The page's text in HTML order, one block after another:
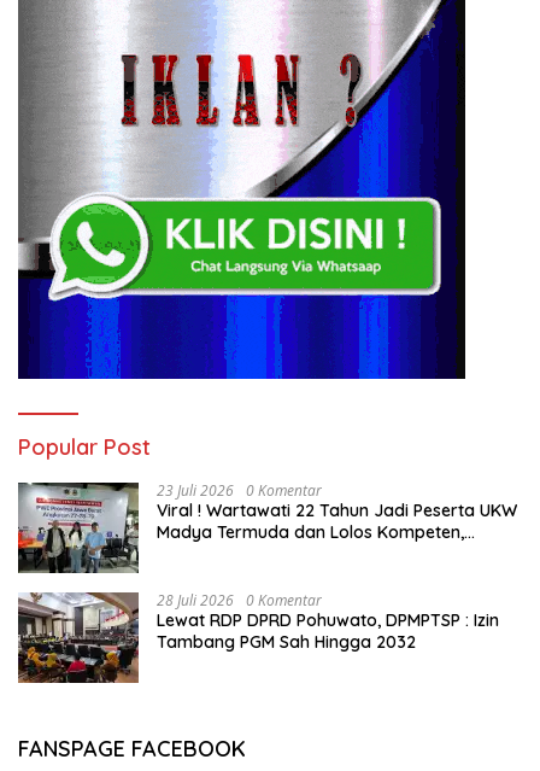
Popular Post
23 Juli 2026 0 Komentar
Viral ! Wartawati 22 Tahun Jadi Peserta UKW
Madya Termuda dan Lolos Kompeten,
28 Juli 2026 0 Komentar
Lewat RDP DPRD Pohuwato, DPMPTSP : Izin
Tambang PGM Sah Hingga 2032
FANSPAGE FACEBOOK